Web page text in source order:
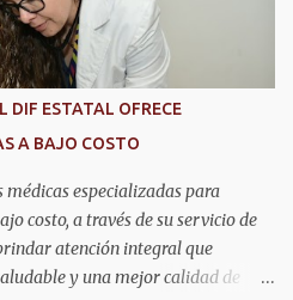
DIF ESTATAL OFRECE
A BAJO COSTO
especializadas para
costo, a través de su servicio de
atención integral que
y una mejor calidad de